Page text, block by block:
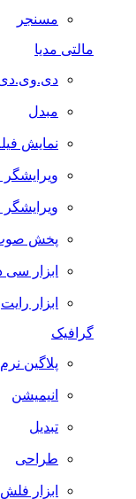
مسنجر
مالتی مدیا
دی.وی.دی
مبدل
نمایش فیلم
ویرایشگر صوت
ویرایشگر فیلم
پخش صوت
ابزار سی دی
ابزار رایت
گرافیک
پلاگین نرم افزارها
انیمیشن
تبدیل
طراحی
ابزار فلش